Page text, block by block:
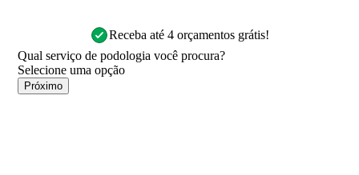
Receba até 4 orçamentos grátis!
Qual serviço de podologia você procura?
Próximo